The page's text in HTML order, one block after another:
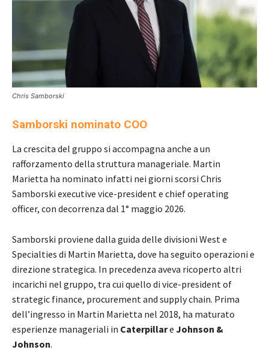
Chris Samborski
Samborski nominato COO
La crescita del gruppo si accompagna anche a un
rafforzamento della struttura manageriale. Martin
Marietta ha nominato infatti nei giorni scorsi Chris
Samborski executive vice-president e chief operating
officer, con decorrenza dal 1° maggio 2026.
Samborski proviene dalla guida delle divisioni West e
Specialties di Martin Marietta, dove ha seguito operazioni e
direzione strategica. In precedenza aveva ricoperto altri
incarichi nel gruppo, tra cui quello di vice-president of
strategic finance, procurement and supply chain. Prima
dell’ingresso in Martin Marietta nel 2018, ha maturato
esperienze manageriali in Caterpillare Johnson &
Johnson.